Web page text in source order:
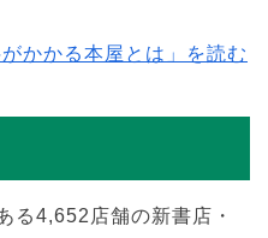
がかかる本屋とは」を読む
る4,652店舗の新書店・